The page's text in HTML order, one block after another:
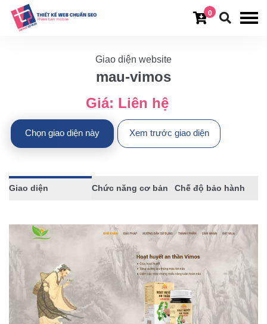
0
Giao diện website
mau-vimos
Giá: Liên hệ
Chọn giao diện này Xem trước giao diện
Giao diện Chức năng cơ bản Chế độ bảo hành